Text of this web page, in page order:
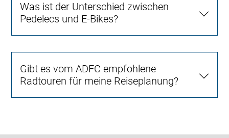
Was ist der Unterschied zwischen
Pedelecs und E-Bikes?
Gibt es vom ADFC empfohlene
Radtouren für meine Reiseplanung?